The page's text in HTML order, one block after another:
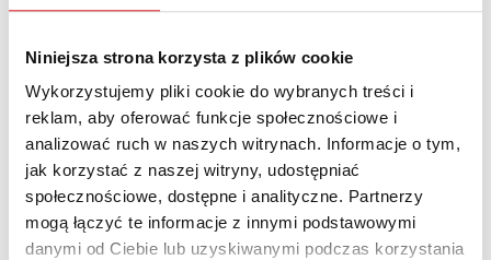
Niniejsza strona korzysta z plików cookie
Wykorzystujemy pliki cookie do wybranych treści i
reklam, aby oferować funkcje społecznościowe i
analizować ruch w naszych witrynach. Informacje o tym,
jak korzystać z naszej witryny, udostępniać
społecznościowe, dostępne i analityczne. Partnerzy
mogą łączyć te informacje z innymi podstawowymi
danymi od Ciebie lub uzyskiwanymi podczas korzystania
Name: *
Company: